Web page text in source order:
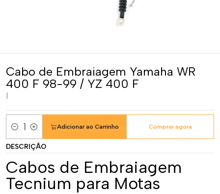
Cabo de Embraiagem Yamaha WR
400 F 98-99 / YZ 400 F
Quantidade
Adicionar ao Carrinho Comprar agora
DESCRIÇÃO
Cabos de Embraiagem
Tecnium para Motas